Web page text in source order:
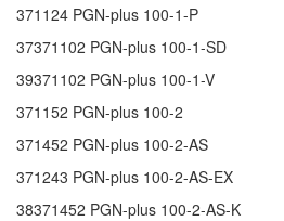
371124 PGN-plus 100-1-P
37371102 PGN-plus 100-1-SD
39371102 PGN-plus 100-1-V
371152 PGN-plus 100-2
371452 PGN-plus 100-2-AS
371243 PGN-plus 100-2-AS-EX
38371452 PGN-plus 100-2-AS-K